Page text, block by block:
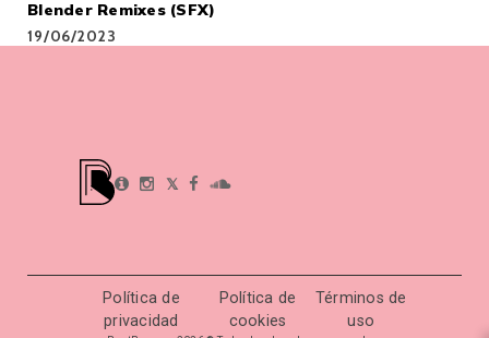
Blender Remixes (SFX)
19/06/2023
𝕏
Política de
privacidad
Política de
cookies
Términos de
uso